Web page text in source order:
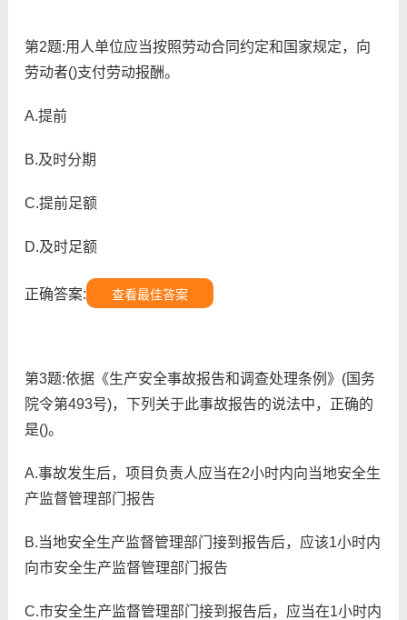
第2题:用人单位应当按照劳动合同约定和国家规定，向
劳动者()支付劳动报酬。
A.提前
B.及时分期
C.提前足额
D.及时足额
正确答案: 查看最佳答案
第3题:依据《生产安全事故报告和调查处理条例》(国务
院令第493号)，下列关于此事故报告的说法中，正确的
是()。
A.事故发生后，项目负责人应当在2小时内向当地安全生
产监督管理部门报告
B.当地安全生产监督管理部门接到报告后，应该1小时内
向市安全生产监督管理部门报告
C.市安全生产监督管理部门接到报告后，应当在1小时内